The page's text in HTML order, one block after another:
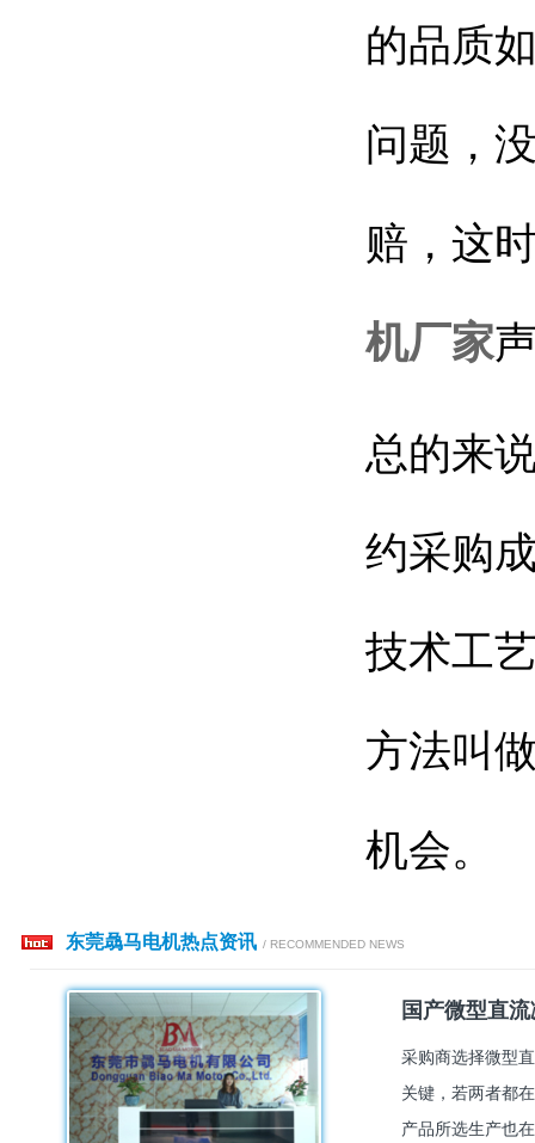
的品质
问题，
赔，这
机厂家
总的来
约采购
技术工
方法叫
机会。
东莞骉马电机热点资讯 / RECOMMENDED NEWS
国产微型直
采购商选择微型
关键，若两者都
产品所选生产也